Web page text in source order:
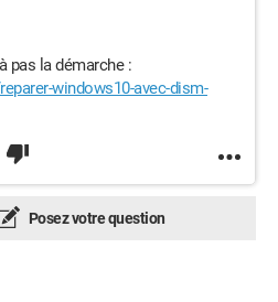
pas la démarche :
windows10-avec-dism-
Posez votre question